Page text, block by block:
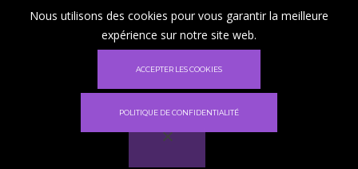
Ce site utilise des cookies pour vous garantir
la meilleure expérience sur notre site.
déclin Acceptez
MP Industries fabrique du mobilier urbain “Made in Marseille”
Nous utilisons des cookies pour vous garantir la meilleure
expérience sur notre site web.
ACCEPTER LES COOKIES
POLITIQUE DE CONFIDENTIALITÉ